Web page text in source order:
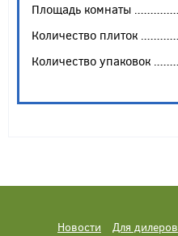
Площадь комнаты
Количество плиток
Количество упаковок
Новости Для дилеров